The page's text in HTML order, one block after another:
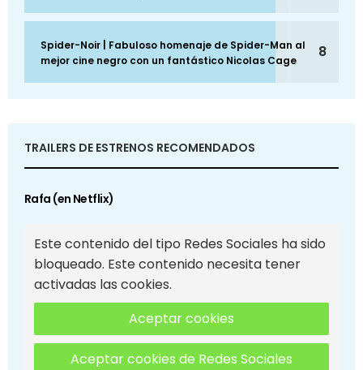
Spider-Noir | Fabuloso homenaje de Spider-Man al
mejor cine negro con un fantástico Nicolas Cage
8
TRAILERS DE ESTRENOS RECOMENDADOS
Rafa (en Netflix)
Este contenido del tipo Redes Sociales ha sido
bloqueado. Este contenido necesita tener
activadas las cookies.
Aceptar cookies
Aceptar cookies de Redes Sociales